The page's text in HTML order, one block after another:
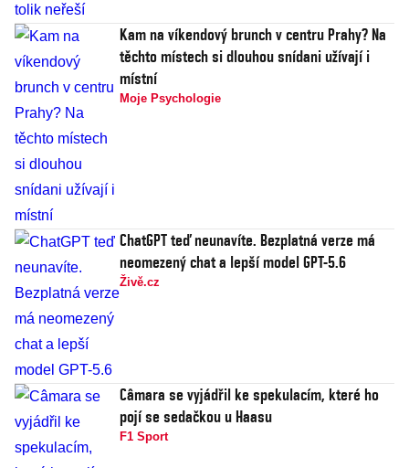
Kam na víkendový brunch v centru Prahy? Na
těchto místech si dlouhou snídani užívají i
místní
Moje Psychologie
ChatGPT teď neunavíte. Bezplatná verze má
neomezený chat a lepší model GPT-5.6
Živě.cz
Câmara se vyjádřil ke spekulacím, které ho
pojí se sedačkou u Haasu
F1 Sport